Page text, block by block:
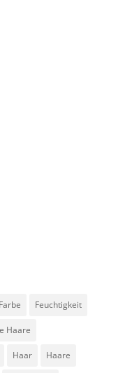
Farbe Feuchtigkeit
Haare
Haar Haare